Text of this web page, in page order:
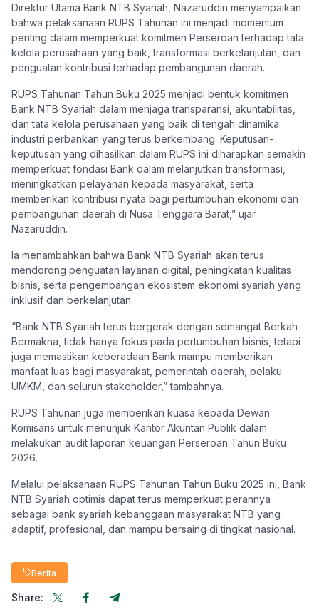
Direktur Utama Bank NTB Syariah, Nazaruddin menyampaikan
bahwa pelaksanaan RUPS Tahunan ini menjadi momentum
penting dalam memperkuat komitmen Perseroan terhadap tata
kelola perusahaan yang baik, transformasi berkelanjutan, dan
penguatan kontribusi terhadap pembangunan daerah.
RUPS Tahunan Tahun Buku 2025 menjadi bentuk komitmen
Bank NTB Syariah dalam menjaga transparansi, akuntabilitas,
dan tata kelola perusahaan yang baik di tengah dinamika
industri perbankan yang terus berkembang. Keputusan-
keputusan yang dihasilkan dalam RUPS ini diharapkan semakin
memperkuat fondasi Bank dalam melanjutkan transformasi,
meningkatkan pelayanan kepada masyarakat, serta
memberikan kontribusi nyata bagi pertumbuhan ekonomi dan
pembangunan daerah di Nusa Tenggara Barat,” ujar
Nazaruddin.
Ia menambahkan bahwa Bank NTB Syariah akan terus
mendorong penguatan layanan digital, peningkatan kualitas
bisnis, serta pengembangan ekosistem ekonomi syariah yang
inklusif dan berkelanjutan.
“Bank NTB Syariah terus bergerak dengan semangat Berkah
Bermakna, tidak hanya fokus pada pertumbuhan bisnis, tetapi
juga memastikan keberadaan Bank mampu memberikan
manfaat luas bagi masyarakat, pemerintah daerah, pelaku
UMKM, dan seluruh stakeholder,” tambahnya.
RUPS Tahunan juga memberikan kuasa kepada Dewan
Komisaris untuk menunjuk Kantor Akuntan Publik dalam
melakukan audit laporan keuangan Perseroan Tahun Buku
2026.
Melalui pelaksanaan RUPS Tahunan Tahun Buku 2025 ini, Bank
NTB Syariah optimis dapat terus memperkuat perannya
sebagai bank syariah kebanggaan masyarakat NTB yang
adaptif, profesional, dan mampu bersaing di tingkat nasional.
Berita
Share: